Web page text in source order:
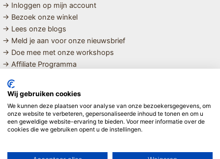
→ Inloggen op mijn account
→ Bezoek onze winkel
→ Lees onze blogs
→ Meld je aan voor onze nieuwsbrief
→ Doe mee met onze workshops
→ Affiliate Programma
MET LIEFDE SAMENGESTELDE
BIOLOGISCHE EN DUURZAME PRODUCTEN VOOR HET HELE
GEZIN
Wij gebruiken cookies
We kunnen deze plaatsen voor analyse van onze bezoekersgegevens, om
onze website te verbeteren, gepersonaliseerde inhoud te tonen en om u
een geweldige website-ervaring te bieden. Voor meer informatie over de
cookies die we gebruiken opent u de instellingen.